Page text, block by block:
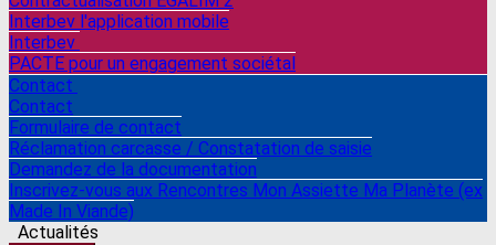
Interbev l'application mobile
Interbev
PACTE pour un engagement sociétal
Contact
Contact
Formulaire de contact
Réclamation carcasse / Constatation de saisie
Demandez de la documentation
Inscrivez-vous aux Rencontres Mon Assiette Ma Planète (ex
Made In Viande)
Actualités